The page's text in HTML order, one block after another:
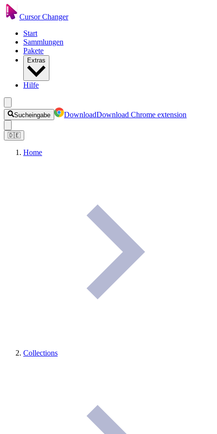
Cursor Changer
Start
Sammlungen
Pakete
Extras
Hilfe
Sucheingabe DownloadDownload Chrome extension
🇩🇪
Home
Collections